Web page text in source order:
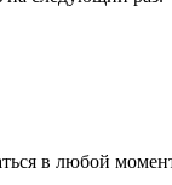
в любой